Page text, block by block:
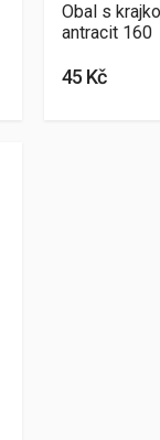
Obal s
antracit 160
45 Kč